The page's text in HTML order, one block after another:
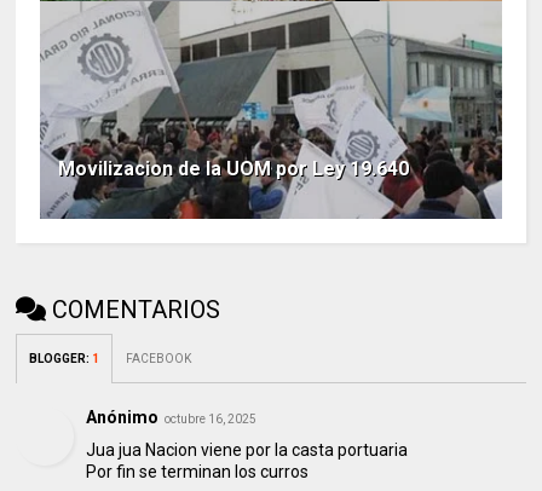
Movilizacion de la UOM por Ley 19.640
COMENTARIOS
BLOGGER: 1 FACEBOOK
Anónimo octubre 16, 2025
Jua jua Nacion viene por la casta portuaria
Por fin se terminan los curros